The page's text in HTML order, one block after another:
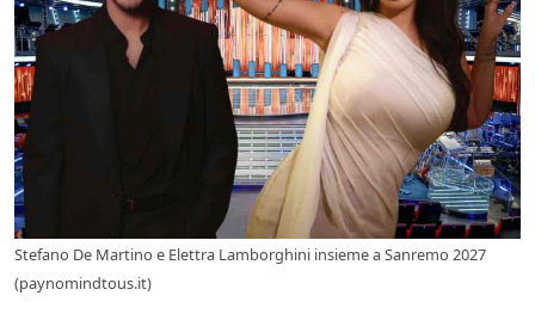
Stefano De Martino e Elettra Lamborghini insieme a Sanremo 2027
(paynomindtous.it)